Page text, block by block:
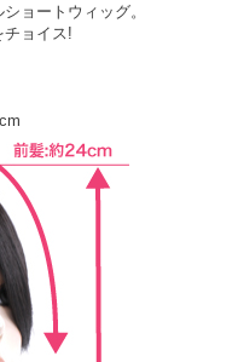
ョートウィッグ。
チョイス!